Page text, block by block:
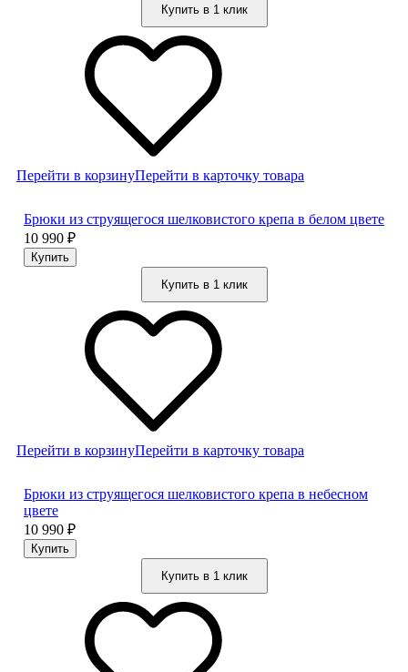
Купить в 1 клик
Перейти в корзинуПерейти в карточку товара
Брюки из струящегося шелковистого крепа в белом цвете
10 990 ₽
Купить в 1 клик
Перейти в корзинуПерейти в карточку товара
Брюки из струящегося шелковистого крепа в небесном
цвете
10 990 ₽
Купить в 1 клик